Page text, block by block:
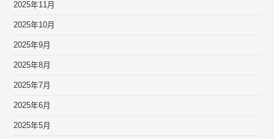
2025年11月
2025年10月
2025年9月
2025年8月
2025年7月
2025年6月
2025年5月